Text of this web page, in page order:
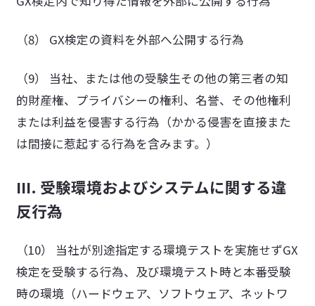
（8） GX検定の資料を外部へ公開する行為
（9） 当社、または他の受験生その他の第三者の知
的財産権、プライバシーの権利、名誉、その他権利
または利益を侵害する行為（かかる侵害を直接また
は間接に惹起する行為を含みます。）
III. 受験環境およびシステムに関する違
反行為
（10） 当社が別途指定する環境テストを実施せずGX
検定を受験する行為、及び環境テスト時と本番受験
時の環境（ハードウェア、ソフトウェア、ネットワ